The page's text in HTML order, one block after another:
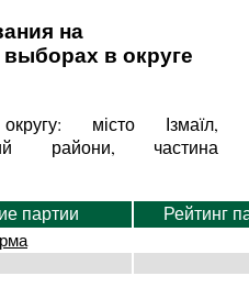
на
в округе
місто Ізмаїл,
райони, частина
партии
Рейтинг